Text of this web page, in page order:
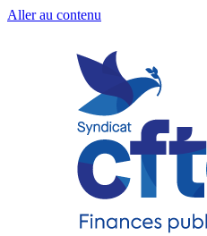
Aller au contenu